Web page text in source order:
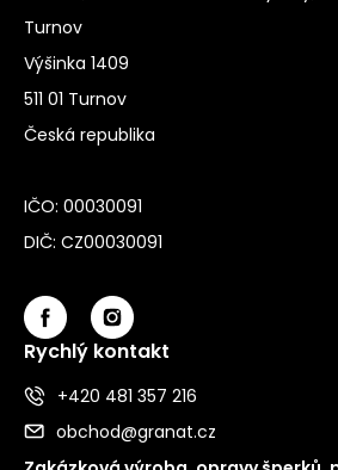
Turnov
Výšinka 1409
511 01 Turnov
Česká republika
IČO: 00030091
DIČ: CZ00030091
Rychlý kontakt
+420 481 357 216
obchod@granat.cz